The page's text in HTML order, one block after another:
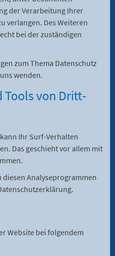
der Verarbeitung Ihrer
verlangen. Des Weiteren
bei der zuständigen
zum Thema Datenschutz
wenden.
Tools von Dritt­
Ihr Surf-Verhalten
Das geschieht vor allem mit
Analyseprogrammen
Website bei folgendem